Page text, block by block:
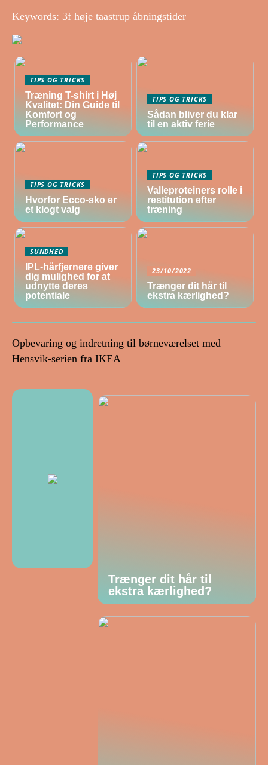
Keywords: 3f høje taastrup åbningstider
TIPS OG TRICKS
Træning T-shirt i Høj
Kvalitet: Din Guide til
Komfort og
Performance
TIPS OG TRICKS
Sådan bliver du klar
til en aktiv ferie
TIPS OG TRICKS
Hvorfor Ecco-sko er
et klogt valg
TIPS OG TRICKS
Valleproteiners rolle i
restitution efter
træning
SUNDHED
IPL-hårfjernere giver
dig mulighed for at
udnytte deres
potentiale
23/10/2022
Trænger dit hår til
ekstra kærlighed?
Opbevaring og indretning til børneværelset med
Hensvik-serien fra IKEA
Trænger dit hår til
ekstra kærlighed?